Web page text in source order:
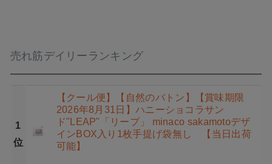
売れ筋デイリーランキング
1
位
【クール便】【自然のバトン】【賞味期限
2026年8月31日】ハニーショコラサン
ド"LEAP"「リープ」 minaco sakamotoデザ
インBOX入り1枚手提げ袋無し 【当日出荷
可能】